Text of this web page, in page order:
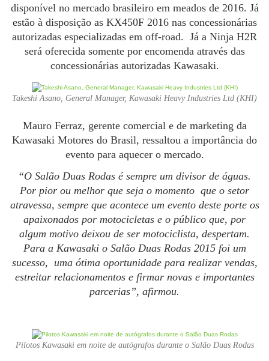
disponível no mercado brasileiro em meados de 2016. Já
estão à disposição as KX450F 2016 nas concessionárias
autorizadas especializadas em off-road. Já a Ninja H2R
será oferecida somente por encomenda através das
concessionárias autorizadas Kawasaki.
Takeshi Asano, General Manager, Kawasaki Heavy Industries Ltd (KHI)
Mauro Ferraz, gerente comercial e de marketing da
Kawasaki Motores do Brasil, ressaltou a importância do
evento para aquecer o mercado.
“O Salão Duas Rodas é sempre um divisor de águas.
Por pior ou melhor que seja o momento que o setor
atravessa, sempre que acontece um evento deste porte os
apaixonados por motocicletas e o público que, por
algum motivo deixou de ser motociclista, despertam.
Para a Kawasaki o Salão Duas Rodas 2015 foi um
sucesso, uma ótima oportunidade para realizar vendas,
estreitar relacionamentos e firmar novas e importantes
parcerias”, afirmou.
Pilotos Kawasaki em noite de autógrafos durante o Salão Duas Rodas